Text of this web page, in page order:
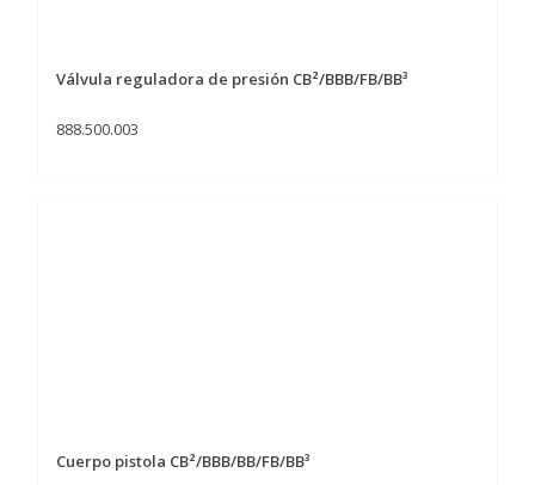
Válvula reguladora de presión CB²/BBB/FB/BB³
888.500.003
Cuerpo pistola CB²/BBB/BB/FB/BB³